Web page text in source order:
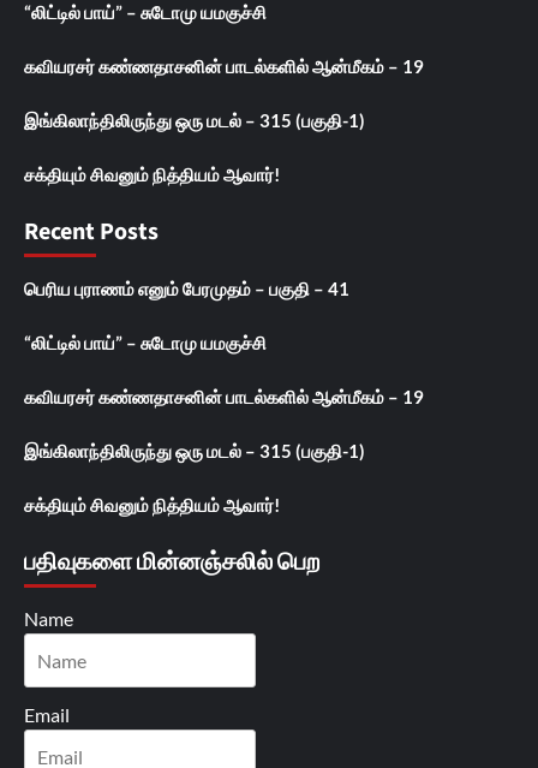
“லிட்டில் பாய்” – சுடோமு யமகுச்சி
கவியரசர் கண்ணதாசனின் பாடல்களில் ஆன்மீகம் – 19
இங்கிலாந்திலிருந்து ஒரு மடல் – 315 (பகுதி-1)
சக்தியும் சிவனும் நித்தியம் ஆவார்!
Recent Posts
பெரிய புராணம் எனும் பேரமுதம் – பகுதி – 41
“லிட்டில் பாய்” – சுடோமு யமகுச்சி
கவியரசர் கண்ணதாசனின் பாடல்களில் ஆன்மீகம் – 19
இங்கிலாந்திலிருந்து ஒரு மடல் – 315 (பகுதி-1)
சக்தியும் சிவனும் நித்தியம் ஆவார்!
பதிவுகளை மின்னஞ்சலில் பெற
Name
Email